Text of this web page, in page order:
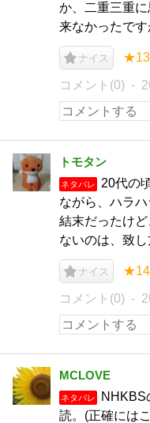
か、二重三重
来なかったです
ナイス ★13
コメント(0)
トモタン
ネタバレ
20代の
ながら、ハラ
結末だったけ
ないのは、致し
ナイス ★14
コメント(0)
MCLOVE
ネタバレ
NHKBS
読。(正確には